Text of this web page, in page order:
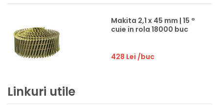
Makita 2,1 x 45 mm | 15 °
cuie in rola 18000 buc
428 Lei /buc
Linkuri utile